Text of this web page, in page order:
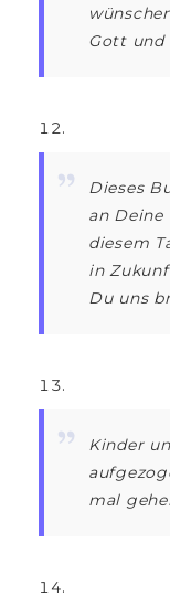
Gott und
Dieses
an Deine
diesem
in
Du uns
Kinder
mal